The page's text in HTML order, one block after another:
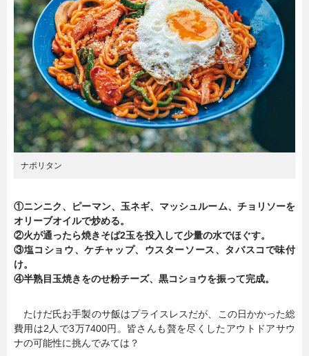
ナポリタン
①ニンニク、ピーマン、玉ネギ、マッシュルーム、チョリソーを
オリーブオイルで炒める。
②火が通ったら焼きそば2玉を投入して少量の水でほぐす。
③塩コショウ、ケチャップ、ウスターソース、タバスコで味付
け。
④半熟目玉焼きをのせ粉チーズ、黒コショウを振って完成。
たけだ氏お手製のサ飯はプライスレスだが、この日かかった総
費用は2人で3万7400円。皆さんも贅を尽くしたアウトドアサウ
ナの可能性に挑んでみては？